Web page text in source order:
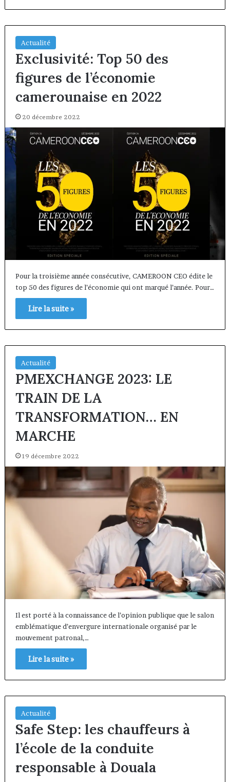
Actualité
Exclusivité: Top 50 des
figures de l’économie
camerounaise en 2022
20 décembre 2022
Pour la troisième année consécutive, CAMEROON CEO édite le
top 50 des figures de l’économie qui ont marqué l’année. Pour…
Lire la suite »
Actualité
PMEXCHANGE 2023: LE
TRAIN DE LA
TRANSFORMATION… EN
MARCHE
19 décembre 2022
Il est porté à la connaissance de l’opinion publique que le salon
emblématique d’envergure internationale organisé par le
mouvement patronal,…
Lire la suite »
Actualité
Safe Step: les chauffeurs à
l’école de la conduite
responsable à Douala